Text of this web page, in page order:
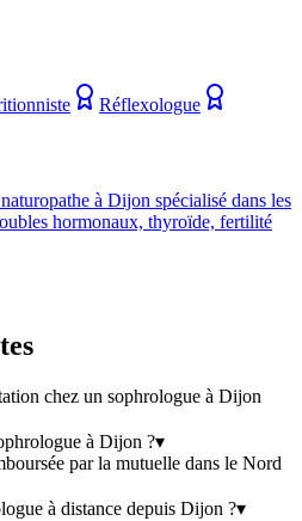
Réflexologue
à Dijon spécialisé dans les
hormonaux, thyroïde, fertilité
chez un sophrologue à Dijon
à Dijon ?▾
par la mutuelle dans le Nord
à distance depuis Dijon ?▾